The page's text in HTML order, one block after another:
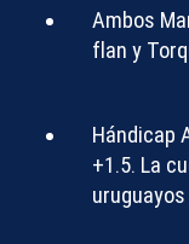
Ambos
flan y
Hándicap
+1.5. La